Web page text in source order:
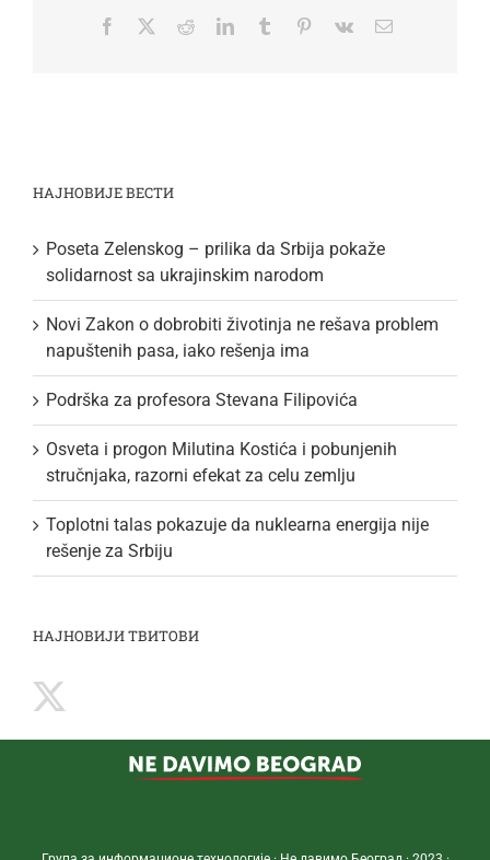
Facebook
TwitterRedditLinkedInTumblr Pinterest
Vk Email
НАЈНОВИЈЕ ВЕСТИ
Poseta Zelenskog – prilika da Srbija pokaže
solidarnost sa ukrajinskim narodom
Novi Zakon o dobrobiti životinja ne rešava problem
napuštenih pasa, iako rešenja ima
Podrška za profesora Stevana Filipovića
Osveta i progon Milutina Kostića i pobunjenih
stručnjaka, razorni efekat za celu zemlju
Toplotni talas pokazuje da nuklearna energija nije
rešenje za Srbiju
НАЈНОВИЈИ ТВИТОВИ